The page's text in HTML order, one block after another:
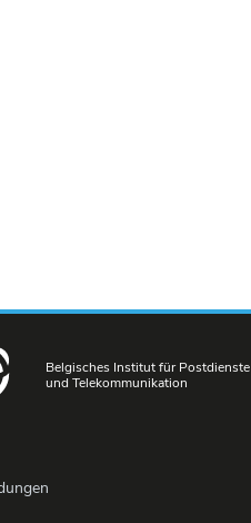
Belgisches Institut für Postdienste
und Telekommunikation